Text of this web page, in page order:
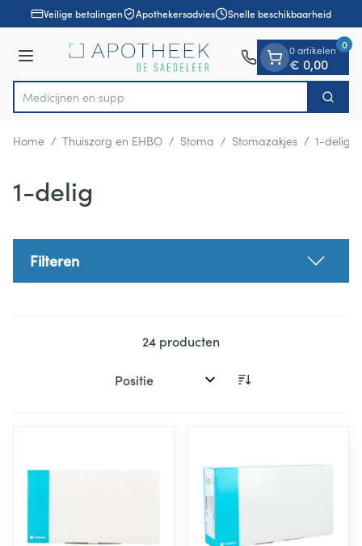
Ga naar de inhoud
1 van 1Veilige betalingen Apothekersadvies Snelle beschikbaarheid
Menu
Product, merk, categorie...
Med Zoek
0 artikelen
€ 0,00
0
Home / Thuiszorg en EHBO / Stoma / Stomazakjes / 1-delig
1-delig
Filteren
24 producten
Sorteer op: